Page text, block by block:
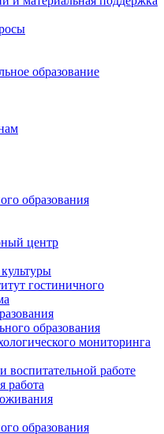
образование
образования
центр
гостиничного
образования
мониторинга
воспитательной работе
работа
образования